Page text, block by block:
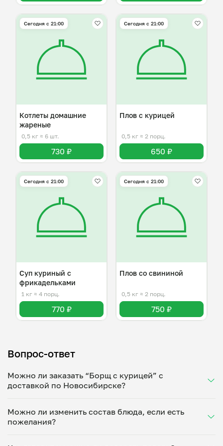
Сегодня с 21:00
Котлеты домашние
жареные
0,5 кг ≈ 6 шт.
730 ₽
Сегодня с 21:00
Плов с курицей
0,5 кг ≈ 2 порц.
650 ₽
Сегодня с 21:00
Суп куриный с
фрикадельками
1 кг ≈ 4 порц.
770 ₽
Сегодня с 21:00
Плов со свининой
0,5 кг ≈ 2 порц.
750 ₽
Вопрос-ответ
Можно ли заказать “Борщ с курицей” с
доставкой по Новосибирске?
Укажите удобное время — и получите свежее
домашнее блюдо в большой порции прямо с плиты.
минут. Статус заказа отслеживайте в личном
Можно ли изменить состав блюда, если есть
пожелания?